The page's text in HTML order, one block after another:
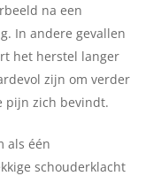
na een
In andere gevallen
het herstel langer
zijn om verder
pijn zich bevindt.
als één
schouderklacht